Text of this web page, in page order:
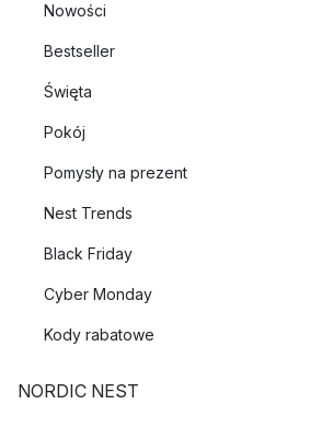
Nowości
Bestseller
Święta
Pokój
Pomysły na prezent
Nest Trends
Black Friday
Cyber Monday
Kody rabatowe
NORDIC NEST